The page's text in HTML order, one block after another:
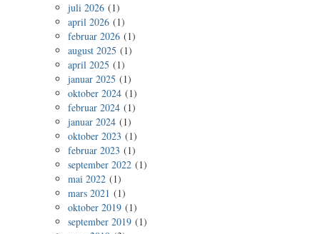
juli 2026 (1)
april 2026 (1)
februar 2026 (1)
august 2025 (1)
april 2025 (1)
januar 2025 (1)
oktober 2024 (1)
februar 2024 (1)
januar 2024 (1)
oktober 2023 (1)
februar 2023 (1)
september 2022 (1)
mai 2022 (1)
mars 2021 (1)
oktober 2019 (1)
september 2019 (1)